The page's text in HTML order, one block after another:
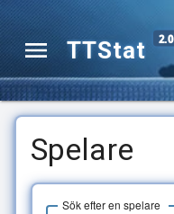
TTStat 2.0
Spelare
Sök efter en spelare